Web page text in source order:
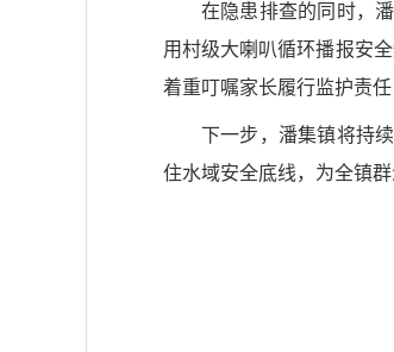
在隐患排查的同时，
用村级大喇叭循环播报安
着重叮嘱家长履行监护责
下一步，潘集镇将持
住水域安全底线，为全镇